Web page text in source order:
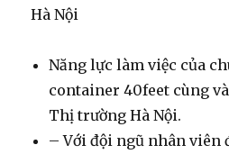
Hà Nội
Năng lực làm việc của
container 40feet cùng
Thị trường Hà Nội.
– Với đội ngũ nhân viên